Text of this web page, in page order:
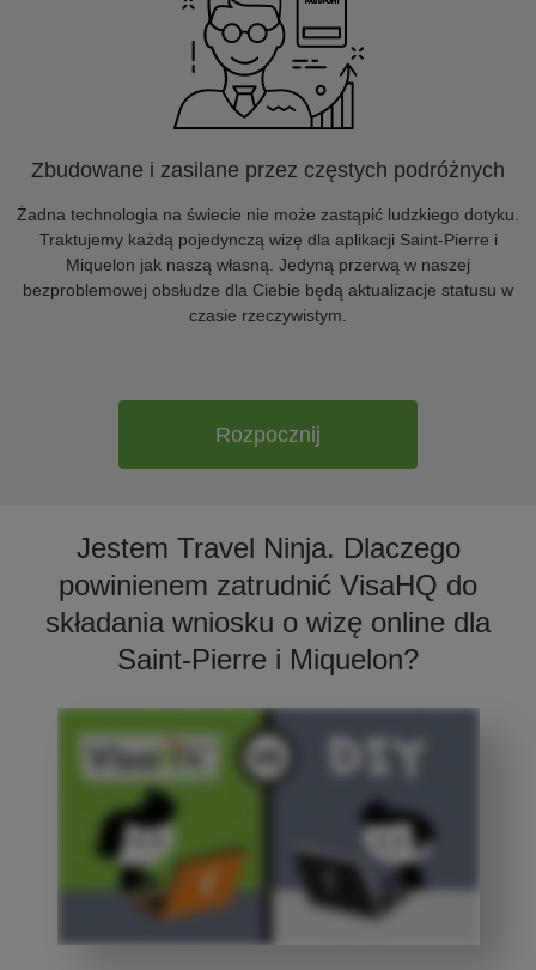
Zbudowane i zasilane przez częstych podróżnych
Żadna technologia na świecie nie może zastąpić ludzkiego dotyku.
Traktujemy każdą pojedynczą wizę dla aplikacji Saint-Pierre i
Miquelon jak naszą własną. Jedyną przerwą w naszej
bezproblemowej obsłudze dla Ciebie będą aktualizacje statusu w
czasie rzeczywistym.
Rozpocznij
Jestem Travel Ninja. Dlaczego
powinienem zatrudnić VisaHQ do
składania wniosku o wizę online dla
Saint-Pierre i Miquelon?